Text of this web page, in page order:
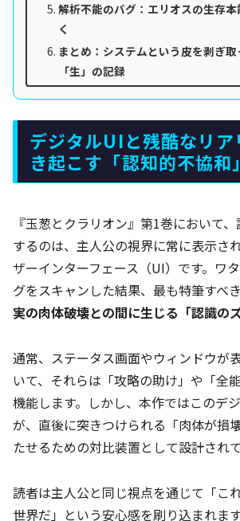
解析不能のバグ：エリオスの生存
く
まとめ：システムという皮を剥ぎ
「生」の記録
デジタルUIと残酷なリア
き起こす「認知的不協和
『玉葱とクラリオン』第1巻において
するのは、主人公の視界に常に表示さ
ザーインターフェース（UI）です。ワ
グをスキャンした結果、最も特筆すべ
実の肉体破壊との間に生じる「認識のズ
通常、ステータス画面やウィンドウが
いて、それらは「攻略の助け」や「全
機能します。しかし、本作ではこのデ
が、直後に突きつけられる「肉体が損
たせるための対比装置として設計されて
読者は主人公と同じ視点を通じて「こ
世界だ」という安心感を刷り込まれま